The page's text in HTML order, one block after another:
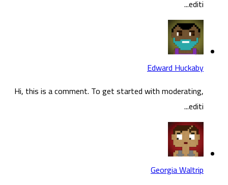
editi...
Edward Huckaby
Hi, this is a comment. To get started with moderating,
editi...
Georgia Waltrip